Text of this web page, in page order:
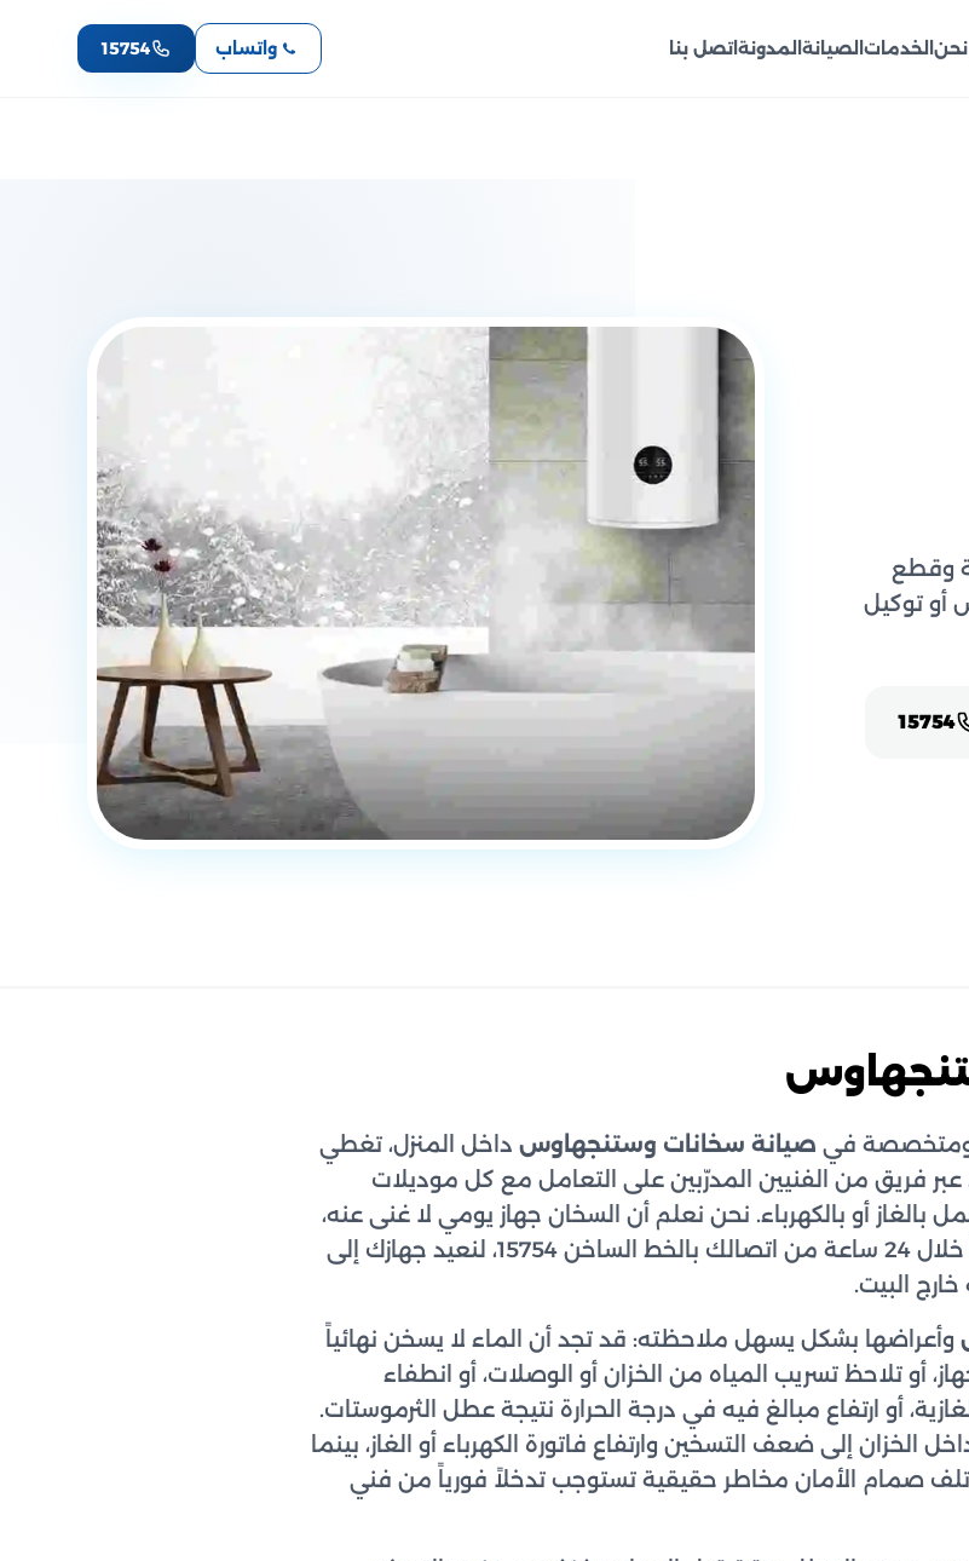
الخدمات الصيانة المدونةاتصل بنا واتساب 15754
وقطع
أو توكيل
15754
ومتخصصة في صيانة سخانات وستنجهاوس داخل المنزل، تغطي
عبر فريق من الفنيين المدرّبين على التعامل مع كل موديلات
أو بالكهرباء. نحن نعلم أن السخان جهاز يومي لا غنى عنه،
ولذلك نوفّر استجابة سريعة وموعداً خلال 24 ساعة من اتصالك بالخط الساخن 15754، لنعيد جهازك إلى
البيت.
وأعراضها بشكل يسهل ملاحظته: قد تجد أن الماء لا يسخن نهائياً
أو تلاحظ تسريب المياه من الخزان أو الوصلات، أو انطفاء
أو ارتفاع مبالغ فيه في درجة الحرارة نتيجة عطل الثرموستات.
إلى ضعف التسخين وارتفاع فاتورة الكهرباء أو الغاز، بينما
تلف صمام الأمان مخاطر حقيقية تستوجب تدخلاً فورياً من فني